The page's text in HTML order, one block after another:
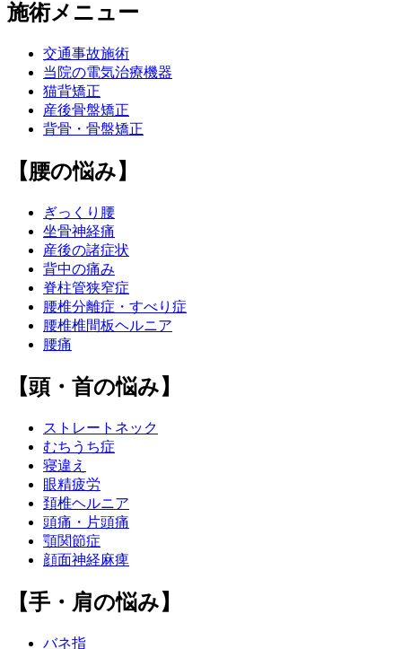
施術メニュー
交通事故施術
当院の電気治療機器
猫背矯正
産後骨盤矯正
背骨・骨盤矯正
【腰の悩み】
ぎっくり腰
坐骨神経痛
産後の諸症状
背中の痛み
脊柱管狭窄症
腰椎分離症・すべり症
腰椎椎間板ヘルニア
腰痛
【頭・首の悩み】
ストレートネック
むちうち症
寝違え
眼精疲労
頚椎ヘルニア
頭痛・片頭痛
顎関節症
顔面神経麻痺
【手・肩の悩み】
バネ指